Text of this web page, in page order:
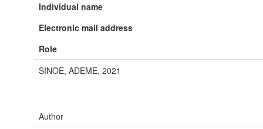
Individual name
Electronic mail address
Role
SINOE, ADEME, 2021
Author